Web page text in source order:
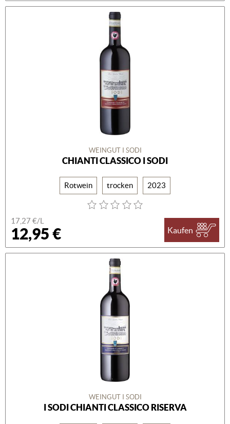
WEINGUT I SODI
CHIANTI CLASSICO I SODI
Rotwein trocken 2023
17,27 €/L
12,95 € Kaufen
WEINGUT I SODI
I SODI CHIANTI CLASSICO RISERVA